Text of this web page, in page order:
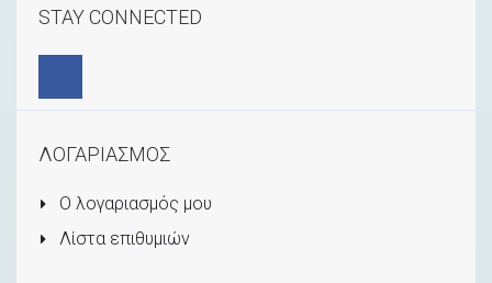
STAY CONNECTED
ΛΟΓΑΡΙΑΣΜΟΣ
Ο λογαριασμός μου
Λίστα επιθυμιών